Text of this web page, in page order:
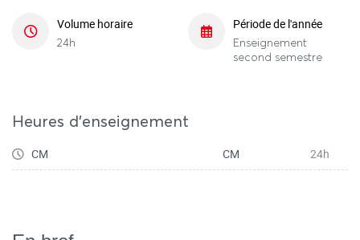
Volume horaire
24h
Période de l'année
Enseignement
second semestre
Heures d'enseignement
CM CM 24h